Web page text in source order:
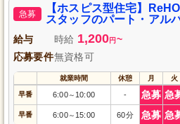
急募
【ホスピス型住宅】
スタッフのパート・アル
給与 時給 1,200円 ~
応募要件無資格可
就業時間 休憩 月 火
早番 6:00～ 10:00 - 急募 急
早番 6:00～ 15:00 60分 急募 急